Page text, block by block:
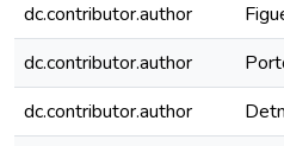
dc.contributor.author
dc.contributor.author
dc.contributor.author